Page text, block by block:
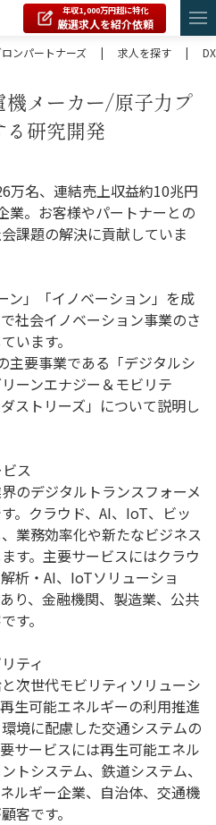
年収1,000万円超に特化
厳選求人を紹介依頼
ンパートナーズ
| 求人を探す |
機メーカー/原子力プ
る研究開発
万名、連結売上収益約10兆円
業。お客様やパートナーとの
課題の解決に貢献していま
ン」「イノベーション」を成
社会イノベーション事業のさ
います。
主要事業である「デジタルシ
ーンエナジー＆モビリテ
ストリーズ」について説明し
ス
のデジタルトランスフォーメ
。クラウド、AI、IoT、ビッ
業務効率化や新たなビジネス
す。主要サービスにはクラウ
析・AI、IoTソリューショ
り、金融機関、製造業、公共
す。
ティ
次世代モビリティソリューシ
生可能エネルギーの利用推進
境に配慮した交通システムの
サービスには再生可能エネル
トシステム、鉄道システム、
ルギー企業、自治体、交通機
客です。